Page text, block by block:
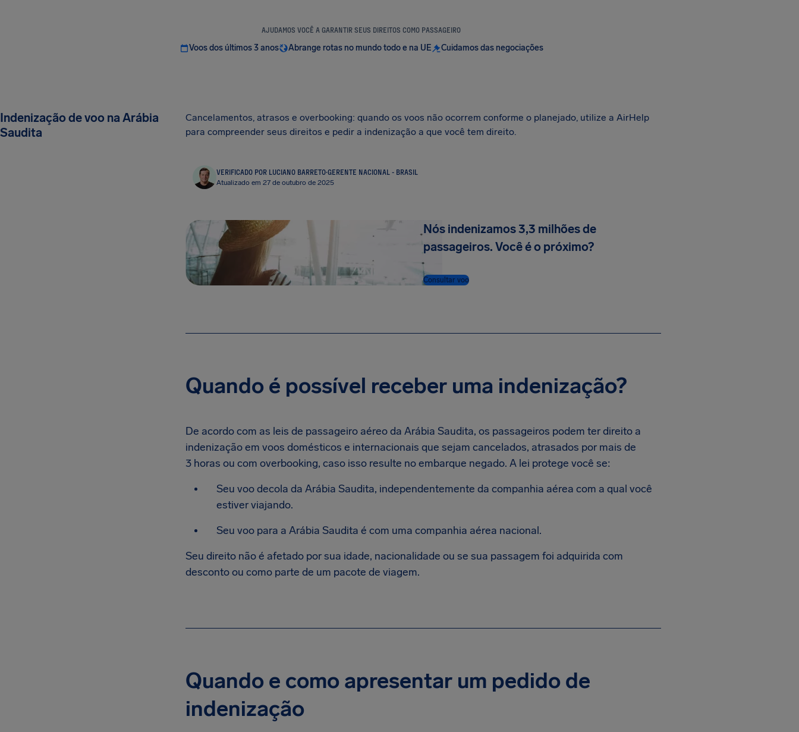
AJUDAMOS VOCÊ A GARANTIR SEUS DIREITOS COMO PASSAGEIRO
Voos dos últimos 3 anos Abrange rotas no mundo todo e na UE Cuidamos das negociações
Indenização de voo na Arábia
Saudita
Cancelamentos, atrasos e overbooking: quando os voos não ocorrem conforme o planejado, utilize a AirHelp
para compreender seus direitos e pedir a indenização a que você tem direito.
VERIFICADO POR LUCIANO BARRETO·GERENTE NACIONAL - BRASIL
Atualizado em 27 de outubro de 2025
Nós indenizamos 3,3 milhões de
passageiros. Você é o próximo?
Consultar voo
Quando é possível receber uma indenização?
De acordo com as leis de passageiro aéreo da Arábia Saudita, os passageiros podem ter direito a
indenização em voos domésticos e internacionais que sejam cancelados, atrasados por mais de
3 horas ou com overbooking, caso isso resulte no embarque negado. A lei protege você se:
Seu voo decola da Arábia Saudita, independentemente da companhia aérea com a qual você
estiver viajando.
Seu voo para a Arábia Saudita é com uma companhia aérea nacional.
Seu direito não é afetado por sua idade, nacionalidade ou se sua passagem foi adquirida com
desconto ou como parte de um pacote de viagem.
Quando e como apresentar um pedido de
indenização